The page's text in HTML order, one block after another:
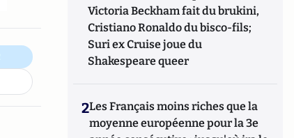
Victoria Beckham fait du brukini,
Cristiano Ronaldo du bisco-fils;
Suri ex Cruise joue du
Shakespeare queer
2Les Français moins riches que la
moyenne européenne pour la 3e